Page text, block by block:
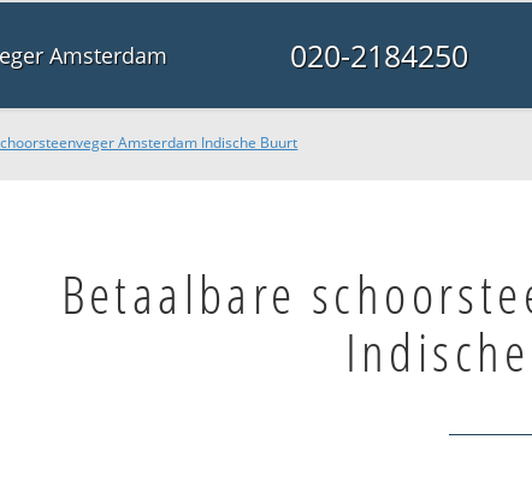
Amsterdam 020-2184250
Amsterdam Indische Buurt
Betaalbare